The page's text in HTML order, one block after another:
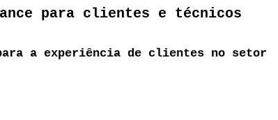
para clientes e técnicos
a experiência de clientes no setor